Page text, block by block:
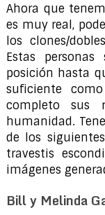
Ahora que
es muy real,
los clones/
Estas
posición hasta
suficiente
completo sus
humanidad.
de los
travestis
imágenes
Bill y Melinda